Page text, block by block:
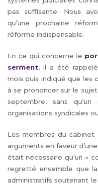
pas suffisante. Nous
qu’une prochaine
réforme indispensable.
En ce qui concerne le
serment, il a été
mois puis indiqué que les
à se prononcer sur le
septembre, sans
organisations syndicales
Les membres du cabinet
arguments en faveur
était nécessaire qu’un «
regretté ensemble que
administratifs soutenant